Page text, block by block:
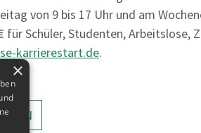
von 9 bis 17 Uhr und am
für Schüler, Studenten,
karrierestart.de.
×